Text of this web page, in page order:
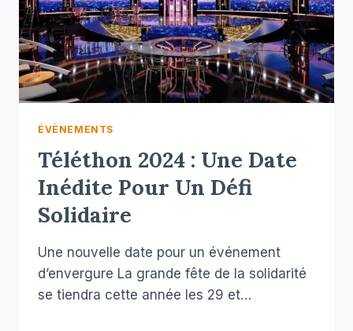
ÉVÈNEMENTS
Téléthon 2024 : Une Date
Inédite Pour Un Défi
Solidaire
Une nouvelle date pour un événement
d’envergure La grande fête de la solidarité
se tiendra cette année les 29 et…